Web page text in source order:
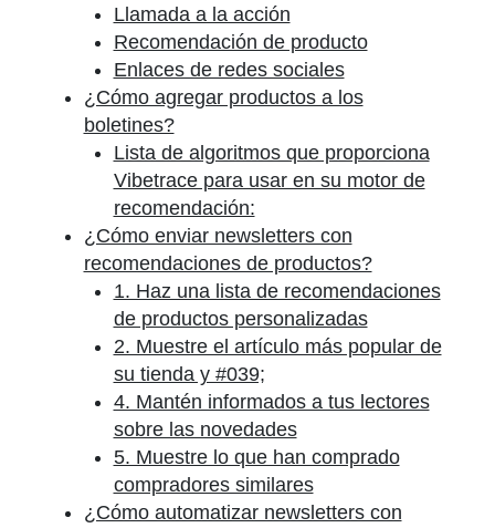
Llamada a la acción
Recomendación de producto
Enlaces de redes sociales
¿Cómo agregar productos a los
boletines?
Lista de algoritmos que proporciona
Vibetrace para usar en su motor de
recomendación:
¿Cómo enviar newsletters con
recomendaciones de productos?
1. Haz una lista de recomendaciones
de productos personalizadas
2. Muestre el artículo más popular de
su tienda y #039;
4. Mantén informados a tus lectores
sobre las novedades
5. Muestre lo que han comprado
compradores similares
¿Cómo automatizar newsletters con